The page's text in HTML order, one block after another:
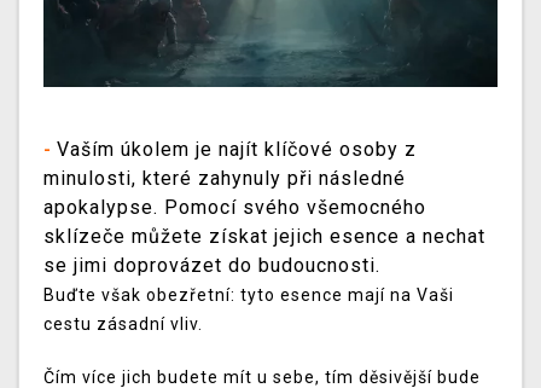
- Vaším úkolem je najít klíčové osoby z
minulosti, které zahynuly při následné
apokalypse. Pomocí svého všemocného
sklízeče můžete získat jejich esence a nechat
se jimi doprovázet do budoucnosti.
Buďte však obezřetní: tyto esence mají na Vaši
cestu zásadní vliv.
Čím více jich budete mít u sebe, tím děsivější bude